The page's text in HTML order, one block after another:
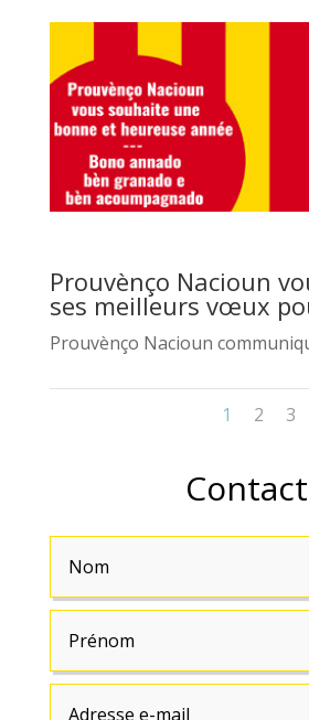
Prouvènço Nacioun
ses meilleurs vœux
Prouvènço Nacioun
1 2 3
Contact